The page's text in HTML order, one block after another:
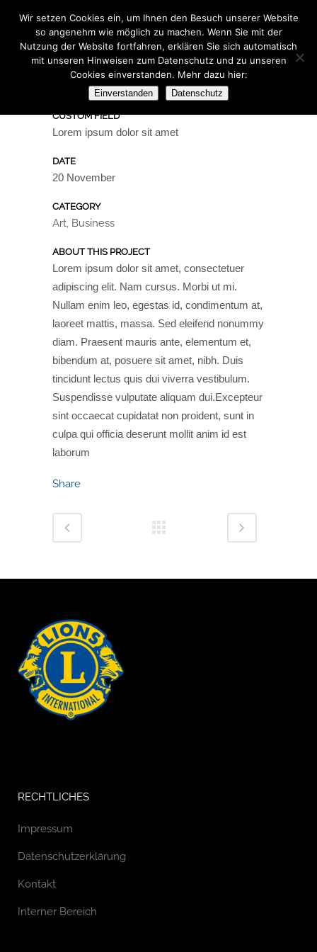
ART & DESIGN BLVD
Typi non habent claritatem insitam
CUSTOM FIELD
Lorem ipsum dolor sit amet
DATE
20 November
CATEGORY
Art, Business
ABOUT THIS PROJECT
Lorem ipsum dolor sit amet, consectetuer
adipiscing elit. Nam cursus. Morbi ut mi.
Nullam enim leo, egestas id, condimentum at,
laoreet mattis, massa. Sed eleifend nonummy
diam. Praesent mauris ante, elementum et,
bibendum at, posuere sit amet, nibh. Duis
tincidunt lectus quis dui viverra vestibulum.
Suspendisse vulputate aliquam dui.Excepteur
sint occaecat cupidatat non proident, sunt in
culpa qui officia deserunt mollit anim id est
laborum
Share
RECHTLICHES
Impressum
Datenschutzerklärung
Kontakt
Interner Bereich
Wir setzen Cookies ein, um Ihnen den Besuch unserer Website
so angenehm wie möglich zu machen. Wenn Sie mit der
Nutzung der Website fortfahren, erklären Sie sich automatisch
mit unseren Hinweisen zum Datenschutz und zu unseren
Cookies einverstanden. Mehr dazu hier:
Einverstanden Datenschutz